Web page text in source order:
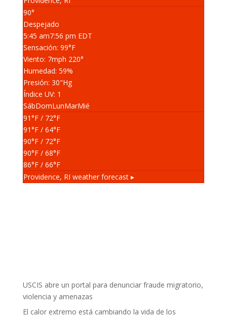
90°
Despejado
5:45 am7:56 pm EDT
Sensación: 99°F
Viento: 7mph 220°
Humedad: 59%
Presión: 30"Hg
Índice UV: 1
SábDomLunMarMié
91°F/ 72°F
91°F/ 64°F
90°F/ 72°F
90°F/ 68°F
86°F/ 66°F
Providence, RI weather forecast ▸
USCIS abre un portal para denunciar fraude migratorio,
violencia y amenazas
El calor extremo está cambiando la vida de los